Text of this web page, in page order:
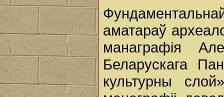
аматараў
манаграфія
Беларускага
культурны